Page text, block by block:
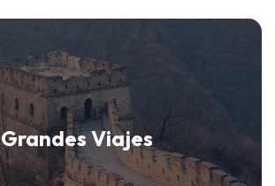
Grandes Viajes